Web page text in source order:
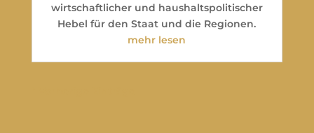
wirtschaftlicher und haushaltspolitischer
Hebel für den Staat und die Regionen.
mehr lesen